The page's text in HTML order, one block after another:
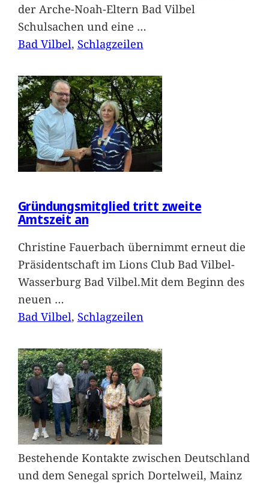
der Arche-Noah-Eltern Bad Vilbel
Schulsachen und eine …
Bad Vilbel, Schlagzeilen
Gründungsmitglied tritt zweite
Amtszeit an
Christine Fauerbach übernimmt erneut die
Präsidentschaft im Lions Club Bad Vilbel-
Wasserburg Bad Vilbel.Mit dem Beginn des
neuen …
Bad Vilbel, Schlagzeilen
Bestehende Kontakte zwischen Deutschland
und dem Senegal sprich Dortelweil, Mainz